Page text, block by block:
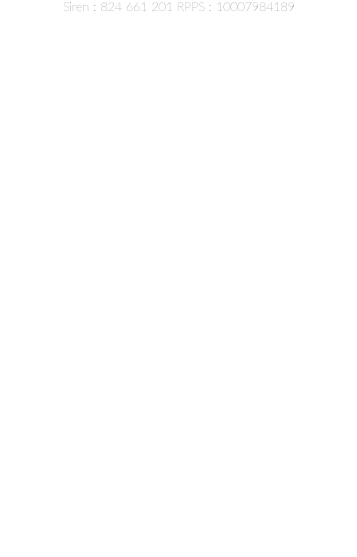
Siren : 824 661 201 RPPS : 10007984189